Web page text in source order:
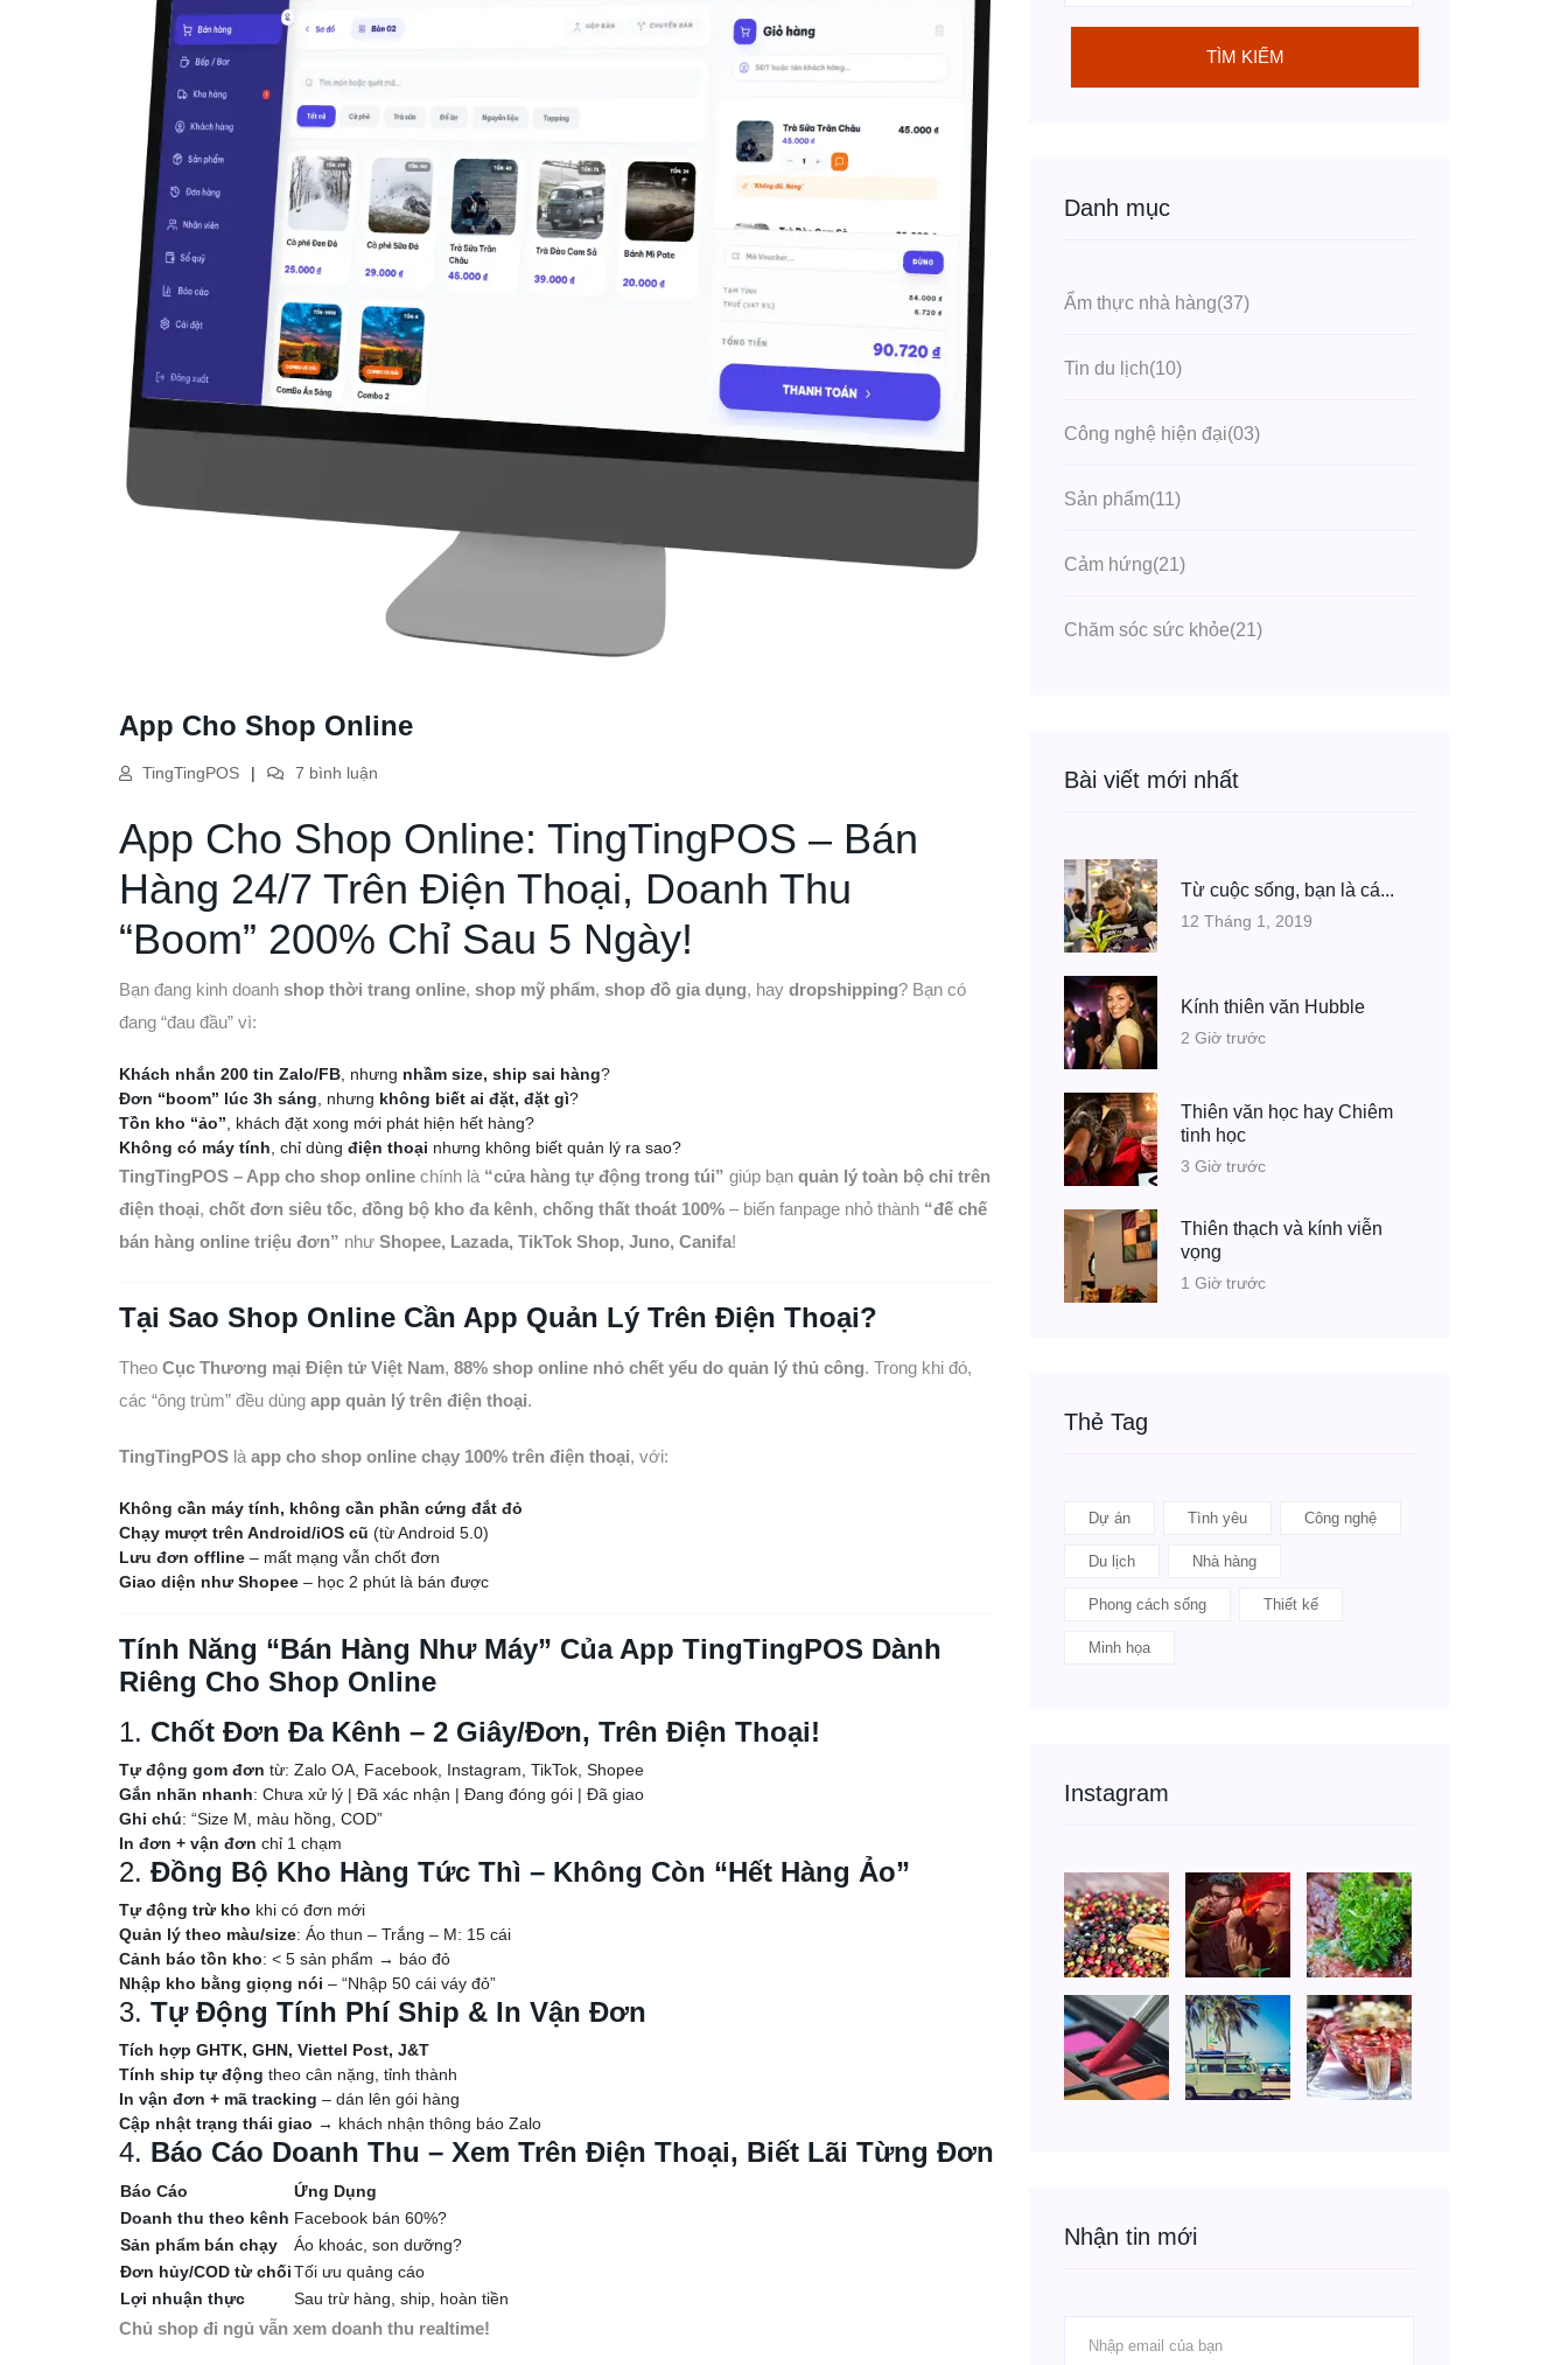
App Cho Shop Online
TingTingPOS 7 bình luận
App Cho Shop Online: TingTingPOS – Bán
Hàng 24/7 Trên Điện Thoại, Doanh Thu
“Boom” 200% Chỉ Sau 5 Ngày!
Bạn đang kinh doanh shop thời trang online, shop mỹ phẩm, shop đồ gia dụng, hay dropshipping? Bạn có
đang “đau đầu” vì:
Khách nhắn 200 tin Zalo/FB, nhưng nhầm size, ship sai hàng?
Đơn “boom” lúc 3h sáng, nhưng không biết ai đặt, đặt gì?
Tồn kho “ảo”, khách đặt xong mới phát hiện hết hàng?
Không có máy tính, chỉ dùng điện thoại nhưng không biết quản lý ra sao?
TingTingPOS – App cho shop online chính là “cửa hàng tự động trong túi” giúp bạn quản lý toàn bộ chỉ trên
điện thoại, chốt đơn siêu tốc, đồng bộ kho đa kênh, chống thất thoát 100% – biến fanpage nhỏ thành “đế chế
bán hàng online triệu đơn” như Shopee, Lazada, TikTok Shop, Juno, Canifa!
Tại Sao Shop Online Cần App Quản Lý Trên Điện Thoại?
Theo Cục Thương mại Điện tử Việt Nam, 88% shop online nhỏ chết yểu do quản lý thủ công. Trong khi đó,
các “ông trùm” đều dùng app quản lý trên điện thoại.
TingTingPOS là app cho shop online chạy 100% trên điện thoại, với:
Không cần máy tính, không cần phần cứng đắt đỏ
Chạy mượt trên Android/iOS cũ (từ Android 5.0)
Lưu đơn offline – mất mạng vẫn chốt đơn
Giao diện như Shopee – học 2 phút là bán được
Tính Năng “Bán Hàng Như Máy” Của App TingTingPOS Dành
Riêng Cho Shop Online
1. Chốt Đơn Đa Kênh – 2 Giây/Đơn, Trên Điện Thoại!
Tự động gom đơn từ: Zalo OA, Facebook, Instagram, TikTok, Shopee
Gắn nhãn nhanh: Chưa xử lý | Đã xác nhận | Đang đóng gói | Đã giao
Ghi chú: “Size M, màu hồng, COD”
In đơn + vận đơn chỉ 1 chạm
2. Đồng Bộ Kho Hàng Tức Thì – Không Còn “Hết Hàng Ảo”
Tự động trừ kho khi có đơn mới
Quản lý theo màu/size: Áo thun – Trắng – M: 15 cái
Cảnh báo tồn kho: < 5 sản phẩm → báo đỏ
Nhập kho bằng giọng nói – “Nhập 50 cái váy đỏ”
3. Tự Động Tính Phí Ship & In Vận Đơn
Tích hợp GHTK, GHN, Viettel Post, J&T
Tính ship tự động theo cân nặng, tỉnh thành
In vận đơn + mã tracking – dán lên gói hàng
Cập nhật trạng thái giao → khách nhận thông báo Zalo
4. Báo Cáo Doanh Thu – Xem Trên Điện Thoại, Biết Lãi Từng Đơn
Báo Cáo
Ứng Dụng
Doanh thu theo kênh Facebook bán 60%?
Sản phẩm bán chạy
Áo khoác, son dưỡng?
Đơn hủy/COD từ chốiTối ưu quảng cáo
Lợi nhuận thực
Sau trừ hàng, ship, hoàn tiền
Chủ shop đi ngủ vẫn xem doanh thu realtime!
TÌM KIẾM
Danh mục
Ẩm thực nhà hàng(37)
Tin du lịch(10)
Công nghệ hiện đại(03)
Sản phẩm(11)
Cảm hứng(21)
Chăm sóc sức khỏe(21)
Bài viết mới nhất
Từ cuộc sống, bạn là cá...
12 Tháng 1, 2019
Kính thiên văn Hubble
2 Giờ trước
Thiên văn học hay Chiêm
tinh học
3 Giờ trước
Thiên thạch và kính viễn
vọng
1 Giờ trước
Thẻ Tag
Dự án Tình yêu Công nghệ
Du lịch Nhà hàng
Phong cách sống Thiết kế
Minh họa
Instagram
Nhận tin mới